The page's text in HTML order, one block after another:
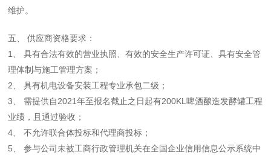
维护。
五、 供应商资格要求：
1、 具有合法有效的营业执照、有效的安全生产许可证、具有安全管
理体制与施工管理方案；
2、 具有机电设备安装工程专业承包二级；
3、 需提供自2021年至报名截止之日起有200KL啤酒酿造发酵罐工程
业绩，且通过验收；
4、 不允许联合体投标和代理商投标；
5、 参与公司未被工商行政管理机关在全国企业信用信息公示系统中